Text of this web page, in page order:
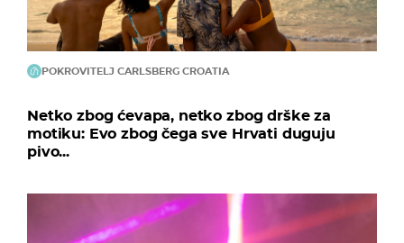
POKROVITELJ CARLSBERG CROATIA
Netko zbog ćevapa, netko zbog drške za
motiku: Evo zbog čega sve Hrvati duguju
pivo...